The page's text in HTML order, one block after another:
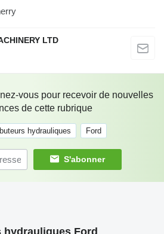
LTD
vous pour recevoir de nouvelles
de cette rubrique
hydrauliques Ford
S'abonner